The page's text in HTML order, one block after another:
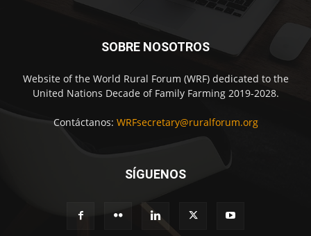
SOBRE NOSOTROS
Website of the World Rural Forum (WRF) dedicated to the
United Nations Decade of Family Farming 2019-2028.
Contáctanos: WRFsecretary@ruralforum.org
SÍGUENOS